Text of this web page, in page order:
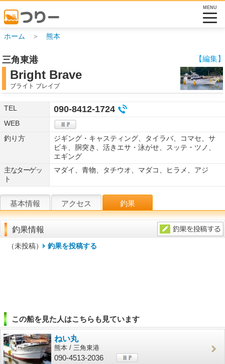
MENU
ホーム ＞ 熊本
【編集】
三角東港
Bright Brave
ブライト ブレイブ
TEL 090-8412-1724
WEB
釣り方
ジギング・キャスティング、タイラバ、コマセ、サ
ビキ、胴突き、活きエサ・泳がせ、スッテ・ツノ、
エギング
主なターゲッ
ト
マダイ、青物、タチウオ、マダコ、ヒラメ、アジ
基本情報 アクセス 釣果
釣果情報
（未投稿） 釣果を投稿する
この船を見た人はこちらも見ています
ねい丸
熊本 / 三角東港
090-4513-2036